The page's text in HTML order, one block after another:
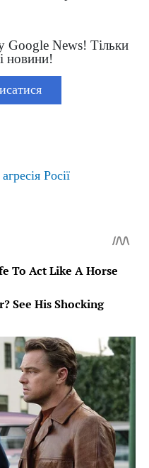
Google News! Тільки
новини!
агресія Росії